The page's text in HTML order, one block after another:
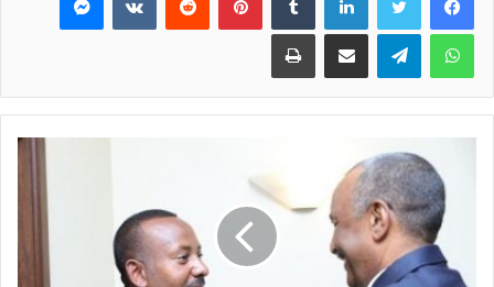
واتساب تيلقرام مشاركة عبر البريد طباعة